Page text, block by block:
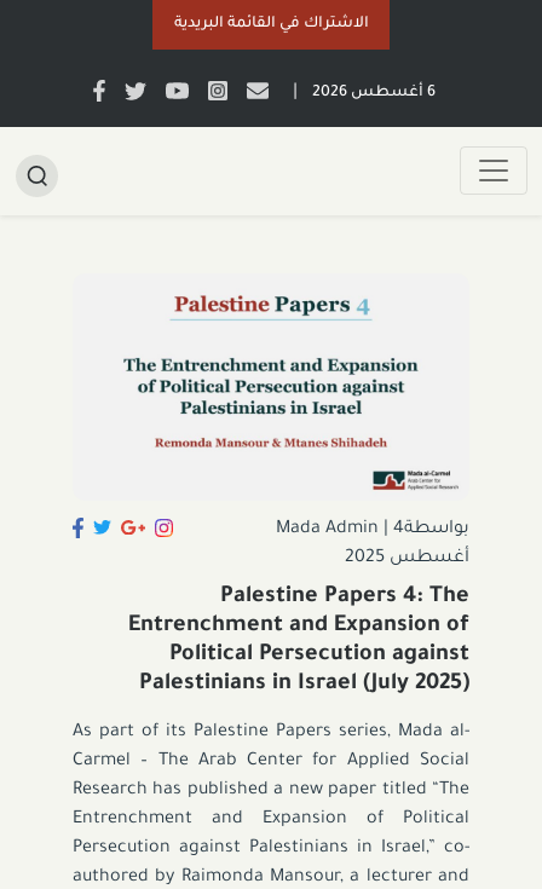
الاشتراك في القائمة البريدية
6 أغسطس 2026
بواسطةMada Admin4
أغسطس 2025
Palestine Papers 4: The
Entrenchment and Expansion of
Political Persecution against
Palestinians in Israel (July 2025)
As part of its Palestine Papers series, Mada al-
Carmel – The Arab Center for Applied Social
Research has published a new paper titled “The
Entrenchment and Expansion of Political
Persecution against Palestinians in Israel,” co-
authored by Raimonda Mansour, a lecturer and